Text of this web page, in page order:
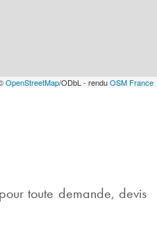
OpenStreetMap/ODbL - renduOSM France
toute demande, devis